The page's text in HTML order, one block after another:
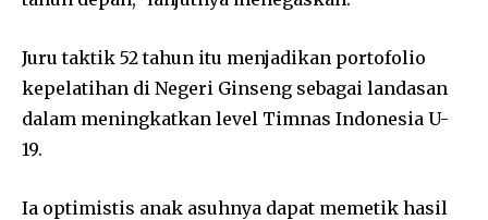
Juru taktik 52 tahun itu menjadikan portofolio
kepelatihan di Negeri Ginseng sebagai landasan
dalam meningkatkan level Timnas Indonesia U-
19.
Ia optimistis anak asuhnya dapat memetik hasil